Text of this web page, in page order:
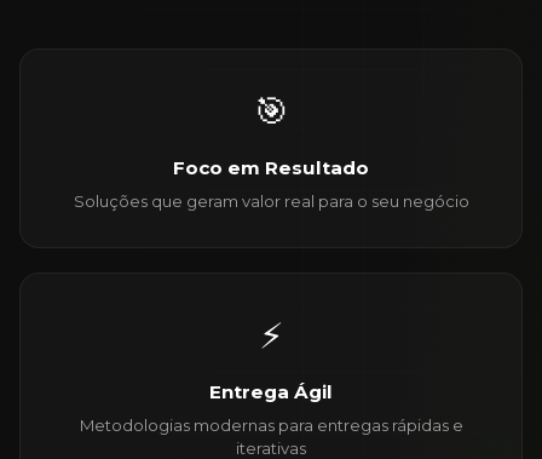
🎯
Foco em Resultado
Soluções que geram valor real para o seu negócio
⚡
Entrega Ágil
Metodologias modernas para entregas rápidas e
iterativas